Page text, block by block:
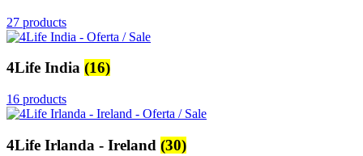
27 products
4Life India (16)
16 products
4Life Irlanda - Ireland (30)